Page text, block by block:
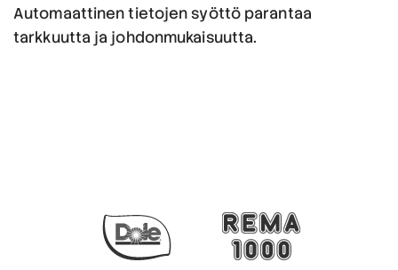
Automaattinen tietojen syöttö parantaa
tarkkuutta ja johdonmukaisuutta.